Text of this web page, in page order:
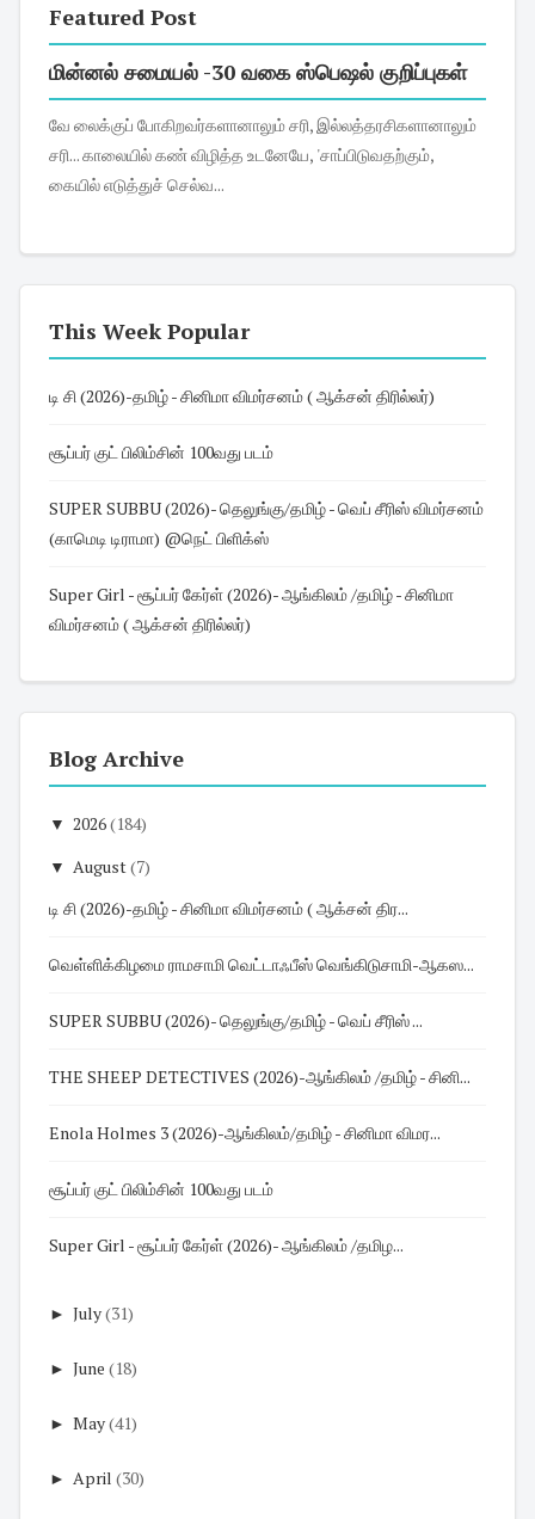
Featured Post
மின்னல் சமையல் -30 வகை ஸ்பெஷல் குறிப்புகள்
வே லைக்குப் போகிறவர்களானாலும் சரி, இல்லத்தரசிகளானாலும்
சரி... காலையில் கண் விழித்த உடனேயே, 'சாப்பிடுவதற்கும்,
கையில் எடுத்துச் செல்வ...
This Week Popular
டி சி (2026)-தமிழ் - சினிமா விமர்சனம் ( ஆக்சன் திரில்லர்)
சூப்பர் குட் பிலிம்சின் 100வது படம்
SUPER SUBBU (2026)- தெலுங்கு/தமிழ் - வெப் சீரிஸ் விமர்சனம்
(காமெடி டிராமா) @நெட் பிளிக்ஸ்
Super Girl - சூப்பர் கேர்ள் (2026)- ஆங்கிலம் /தமிழ் - சினிமா
விமர்சனம் ( ஆக்சன் திரில்லர்)
Blog Archive
▼ 2026(184)
▼ August(7)
டி சி (2026)-தமிழ் - சினிமா விமர்சனம் ( ஆக்சன் திர...
வெள்ளிக்கிழமை ராமசாமி வெட்டாஃபீஸ் வெங்கிடுசாமி-ஆகஸ...
SUPER SUBBU (2026)- தெலுங்கு/தமிழ் - வெப் சீரிஸ் ...
THE SHEEP DETECTIVES (2026)-ஆங்கிலம் /தமிழ் - சினி...
Enola Holmes 3 (2026)-ஆங்கிலம்/தமிழ் - சினிமா விமர...
சூப்பர் குட் பிலிம்சின் 100வது படம்
Super Girl - சூப்பர் கேர்ள் (2026)- ஆங்கிலம் /தமிழ...
► July(31)
► June (18)
► May(41)
► April (30)